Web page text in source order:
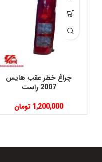
چراغ خطر عقب هایس
2007 راست
1,200,000 تومان